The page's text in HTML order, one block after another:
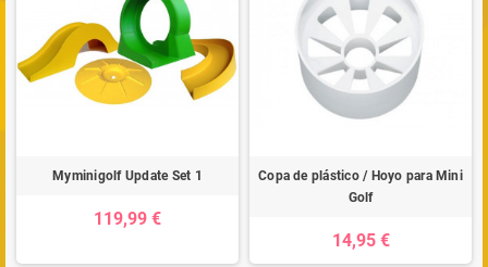
Myminigolf Update Set 1
119,99 €
Copa de plástico / Hoyo para Mini
Golf
14,95 €